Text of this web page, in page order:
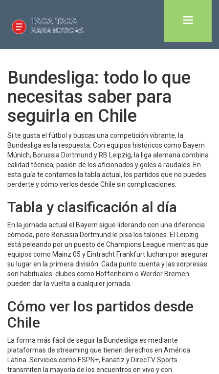
Bundesliga: todo lo que
necesitas saber para
seguirla en Chile
Si te gusta el fútbol y buscas una competición vibrante, la
Bundesliga es la respuesta. Con equipos históricos como Bayern
Múnich, Borussia Dortmund y RB Leipzig, la liga alemana combina
calidad técnica, pasión de los aficionados y goles a raudales. En
esta guía te contamos la tabla actual, los partidos que no puedes
perderte y cómo verlos desde Chile sin complicaciones.
Tabla y clasificación al día
En la jornada actual el Bayern sigue liderando con una diferencia
cómoda, pero Borussia Dortmund le pisa los talones. El Leipzig
está peleando por un puesto de Champions League mientras que
equipos como Mainz 05 y Eintracht Frankfurt luchan por asegurar
su lugar en la primera división. Cada punto cuenta y las sorpresas
son habituales: clubes como Hoffenheim o Werder Bremen
pueden dar la vuelta a cualquier jornada.
Cómo ver los partidos desde
Chile
La forma más fácil de seguir la Bundesliga es mediante
plataformas de streaming que tienen derechos en América
Latina. Servicios como ESPN+, Fanatiz y DirecTV Sports
transmiten la mayoría de los encuentros en vivo y con